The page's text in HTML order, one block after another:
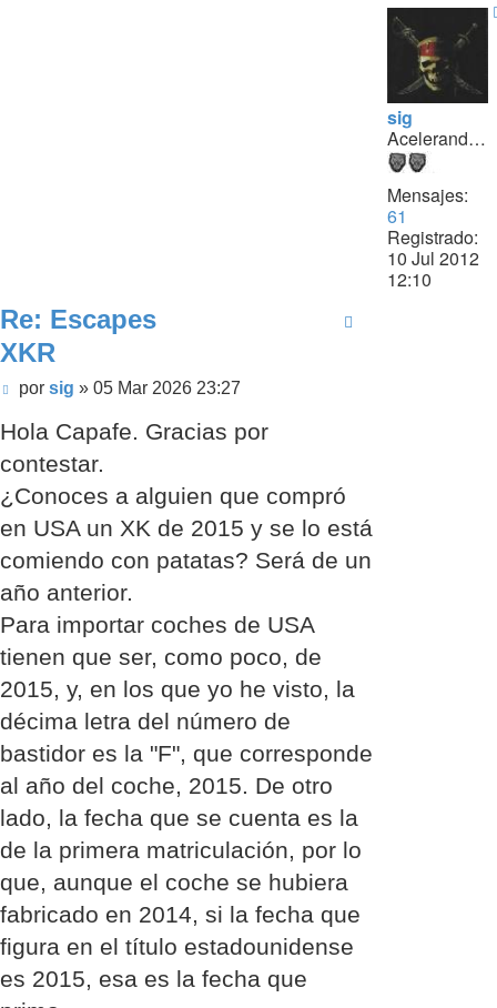
sig
Acelerando...
Mensajes:
61
Registrado:
10 Jul 2012
12:10
Re: Escapes
XKR
Mensaje
leer
por sig » 05 Mar 2026 23:27
Hola Capafe. Gracias por
contestar.
¿Conoces a alguien que compró
en USA un XK de 2015 y se lo está
comiendo con patatas? Será de un
año anterior.
Para importar coches de USA
tienen que ser, como poco, de
2015, y, en los que yo he visto, la
décima letra del número de
bastidor es la "F", que corresponde
al año del coche, 2015. De otro
lado, la fecha que se cuenta es la
de la primera matriculación, por lo
que, aunque el coche se hubiera
fabricado en 2014, si la fecha que
figura en el título estadounidense
es 2015, esa es la fecha que